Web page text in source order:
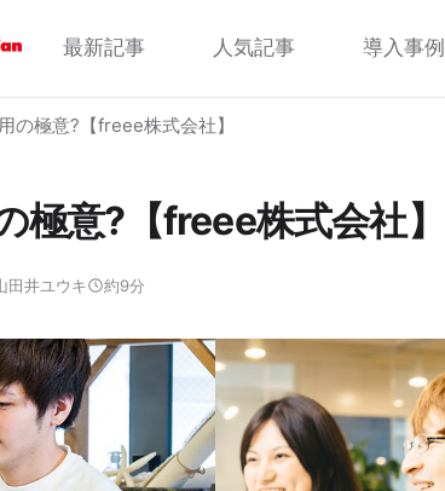
最新記事 人気記事 導入事例
の極意?【freee株式会社】
意?【freee株式会社】
田井ユウキ 約9分